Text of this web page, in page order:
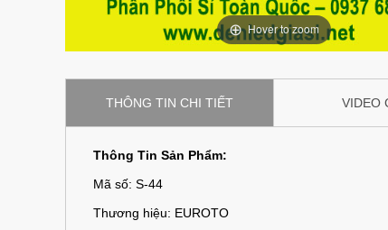
Hover to zoom
THÔNG TIN CHI TIẾT VIDEO
Thông Tin Sản Phẩm:
Mã số: S-44
Thương hiệu: EUROTO